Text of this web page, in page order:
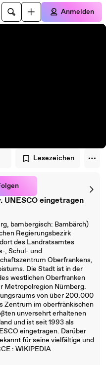
Anmelden
Lesezeichen
UNESCO eingetragen
bambergisch: Bambärch)
Regierungsbezirk
des Landratsamtes
, Schul- und
Oberfrankens,
Die Stadt ist in der
westlichen Oberfranken
Metropolregion Nürnberg.
von über 200.000
Zentrum im oberfränkischen
unversehrt erhaltenen
und ist seit 1993 als
eingetragen. Darüber
für seine vielfältige und
: WIKIPEDIA